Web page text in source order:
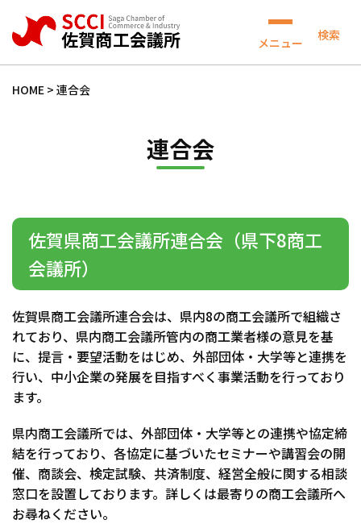
メニュー
検索
HOME > 連合会
連合会
佐賀県商工会議所連合会（県下8商工
会議所）
佐賀県商工会議所連合会は、県内8の商工会議所で組織さ
れており、県内商工会議所管内の商工業者様の意見を基
に、提言・要望活動をはじめ、外部団体・大学等と連携を
行い、中小企業の発展を目指すべく事業活動を行っており
ます。
県内商工会議所では、外部団体・大学等との連携や協定締
結を行っており、各協定に基づいたセミナーや講習会の開
催、商談会、検定試験、共済制度、経営全般に関する相談
窓口を設置しております。詳しくは最寄りの商工会議所へ
お尋ねください。